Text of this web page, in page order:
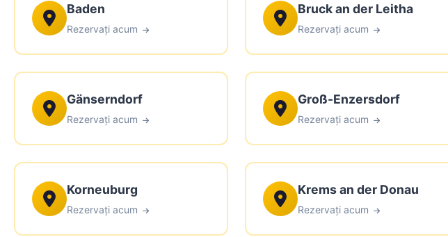
Baden
Rezervați acum
Bruck an der Leitha
Rezervați acum
Gänserndorf
Rezervați acum
Groß-Enzersdorf
Rezervați acum
Korneuburg
Rezervați acum
Krems an der Donau
Rezervați acum